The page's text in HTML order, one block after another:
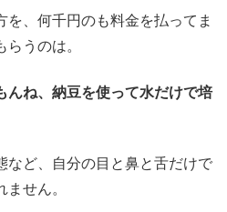
を、何千円のも料金を払ってま
うのは。
んね、納豆を使って水だけで培
など、自分の目と鼻と舌だけで
せん。